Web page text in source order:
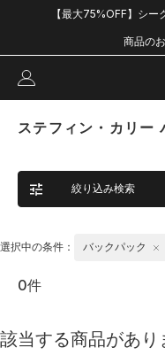
【最大75%OFF】シ
商品の
ステフィン・カリー
絞り込み検索
選択中の条件： バックパック
0件
該当する商品があり